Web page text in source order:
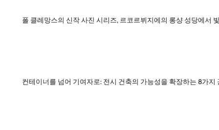
폴 클레망스의 신작 사진 시리즈, 르코르뷔지에의 롱샹 성당에서
컨테이너를 넘어 기여자로: 전시 건축의 가능성을 확장하는 8가지